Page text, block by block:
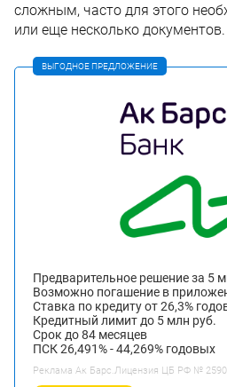
сложным, часто для этого
или еще несколько документов.
ВЫГОДНОЕ ПРЕДЛОЖЕНИЕ
Предварительное решение за 5
Возможно погашение в
Ставка по кредиту от 26,3%
Кредитный лимит до 5 млн руб.
Срок до 84 месяцев
ПСК 26,491% - 44,269% годовых
Реклама Ак Барс.Лицензия ЦБ РФ № 2590